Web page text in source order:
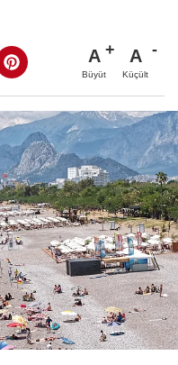
A
Büyüt
A
Küçült